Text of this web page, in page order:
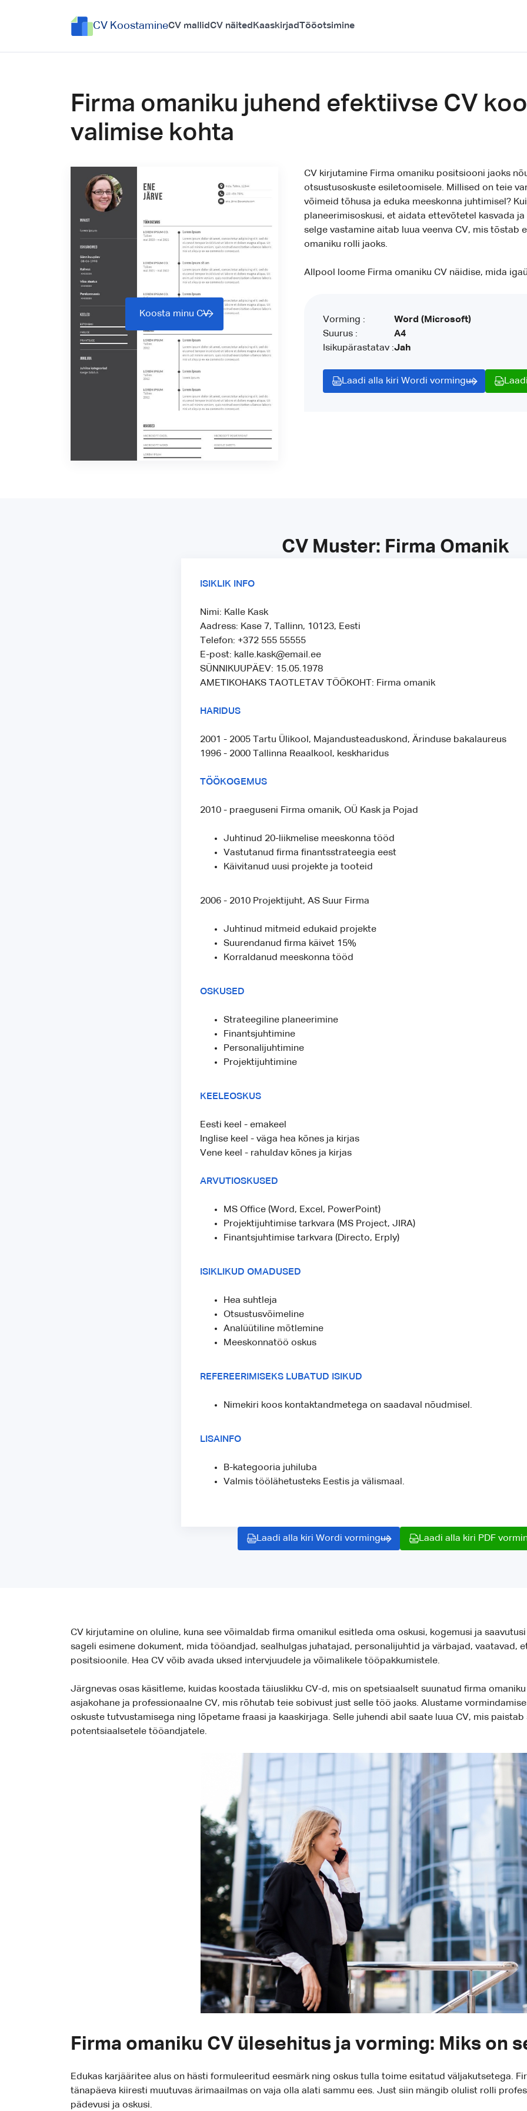
CV KoostamineCV mallidCV näited KaaskirjadTööotsimine
Firma omaniku juhend efektiivse CV
valimise kohta
Koosta minu CV
CV kirjutamine Firma omaniku positsiooni jaoks
otsustusoskuste esiletoomisele. Millised on teie
võimeid tõhusa ja eduka meeskonna juhtimisel?
planeerimisoskusi, et aidata ettevõtetel kasvada
selge vastamine aitab luua veenva CV, mis tõstab
omaniku rolli jaoks.
Allpool loome Firma omaniku CV näidise, mida
Vorming :
Suurus :
Isikupärastatav :
Word (Microsoft)
A4
Jah
Laadi alla kiri Wordi vormingus
CV Muster: Firma Omanik
ISIKLIK INFO
Nimi: Kalle Kask
Aadress: Kase 7, Tallinn, 10123, Eesti
Telefon: +372 555 55555
E-post: kalle.kask@email.ee
SÜNNIKUUPÄEV: 15.05.1978
AMETIKOHAKS TAOTLETAV TÖÖKOHT: Firma omanik
HARIDUS
2001 - 2005 Tartu Ülikool, Majandusteaduskond, Ärinduse bakalaureus
1996 - 2000 Tallinna Reaalkool, keskharidus
TÖÖKOGEMUS
2010 - praeguseni Firma omanik, OÜ Kask ja Pojad
Juhtinud 20-liikmelise meeskonna tööd
Vastutanud firma finantsstrateegia eest
Käivitanud uusi projekte ja tooteid
2006 - 2010 Projektijuht, AS Suur Firma
Juhtinud mitmeid edukaid projekte
Suurendanud firma käivet 15%
Korraldanud meeskonna tööd
OSKUSED
Strateegiline planeerimine
Finantsjuhtimine
Personalijuhtimine
Projektijuhtimine
KEELEOSKUS
Eesti keel - emakeel
Inglise keel - väga hea kõnes ja kirjas
Vene keel - rahuldav kõnes ja kirjas
ARVUTIOSKUSED
MS Office (Word, Excel, PowerPoint)
Projektijuhtimise tarkvara (MS Project, JIRA)
Finantsjuhtimise tarkvara (Directo, Erply)
ISIKLIKUD OMADUSED
Hea suhtleja
Otsustusvõimeline
Analüütiline mõtlemine
Meeskonnatöö oskus
REFEREERIMISEKS LUBATUD ISIKUD
Nimekiri koos kontaktandmetega on saadaval nõudmisel.
LISAINFO
B-kategooria juhiluba
Valmis töölähetusteks Eestis ja välismaal.
Laadi alla kiri Wordi vormingus Laadi alla kiri PDF
CV kirjutamine on oluline, kuna see võimaldab firma omanikul esitleda oma oskusi, kogemusi ja
sageli esimene dokument, mida tööandjad, sealhulgas juhatajad, personalijuhtid ja värbajad, vaatavad,
positsioonile. Hea CV võib avada uksed intervjuudele ja võimalikele tööpakkumistele.
Järgnevas osas käsitleme, kuidas koostada täiuslikku CV-d, mis on spetsiaalselt suunatud firma
asjakohane ja professionaalne CV, mis rõhutab teie sobivust just selle töö jaoks. Alustame
oskuste tutvustamisega ning lõpetame fraasi ja kaaskirjaga. Selle juhendi abil saate luua CV, mis
potentsiaalsetele tööandjatele.
Firma omaniku CV ülesehitus ja vorming: Miks on
Edukas karjääritee alus on hästi formuleeritud eesmärk ning oskus tulla toime esitatud väljakutsetega.
tänapäeva kiiresti muutuvas ärimaailmas on vaja olla alati sammu ees. Just siin mängib olulist rolli
pädevusi ja oskusi.